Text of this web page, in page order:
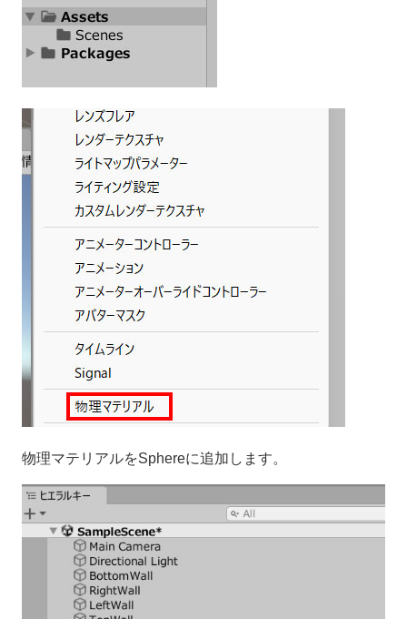
物理マテリアルをSphereに追加します。